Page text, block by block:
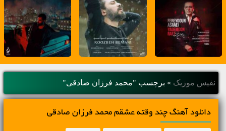
نفیس موزیک » برچسب "محمد فرزان صادقی"
دانلود آهنگ چند وقته عشقم محمد فرزان صادقی